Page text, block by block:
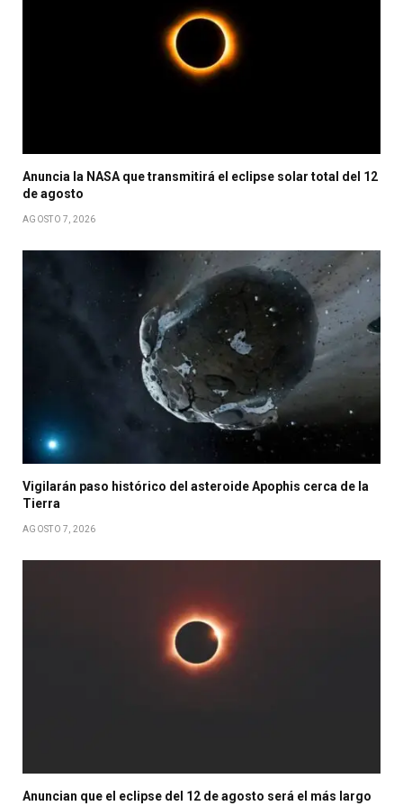
Anuncia la NASA que transmitirá el eclipse solar total del 12
de agosto
AGOSTO 7, 2026
Vigilarán paso histórico del asteroide Apophis cerca de la
Tierra
AGOSTO 7, 2026
Anuncian que el eclipse del 12 de agosto será el más largo